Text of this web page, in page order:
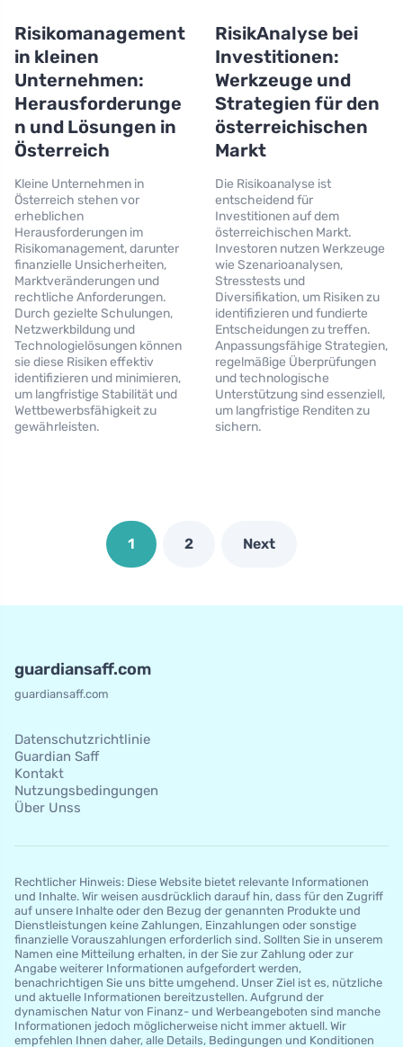
Risikomanagement
in kleinen
Unternehmen:
Herausforderunge
n und Lösungen in
Österreich
Kleine Unternehmen in
Österreich stehen vor
erheblichen
Herausforderungen im
Risikomanagement, darunter
finanzielle Unsicherheiten,
Marktveränderungen und
rechtliche Anforderungen.
Durch gezielte Schulungen,
Netzwerkbildung und
Technologielösungen können
sie diese Risiken effektiv
identifizieren und minimieren,
um langfristige Stabilität und
Wettbewerbsfähigkeit zu
gewährleisten.
RisikAnalyse bei
Investitionen:
Werkzeuge und
Strategien für den
österreichischen
Markt
Die Risikoanalyse ist
entscheidend für
Investitionen auf dem
österreichischen Markt.
Investoren nutzen Werkzeuge
wie Szenarioanalysen,
Stresstests und
Diversifikation, um Risiken zu
identifizieren und fundierte
Entscheidungen zu treffen.
Anpassungsfähige Strategien,
regelmäßige Überprüfungen
und technologische
Unterstützung sind essenziell,
um langfristige Renditen zu
sichern.
1 2 Next
guardiansaff.com
guardiansaff.com
Datenschutzrichtlinie
Guardian Saff
Kontakt
Nutzungsbedingungen
Über Unss
Rechtlicher Hinweis: Diese Website bietet relevante Informationen
und Inhalte. Wir weisen ausdrücklich darauf hin, dass für den Zugriff
auf unsere Inhalte oder den Bezug der genannten Produkte und
Dienstleistungen keine Zahlungen, Einzahlungen oder sonstige
finanzielle Vorauszahlungen erforderlich sind. Sollten Sie in unserem
Namen eine Mitteilung erhalten, in der Sie zur Zahlung oder zur
Angabe weiterer Informationen aufgefordert werden,
benachrichtigen Sie uns bitte umgehend. Unser Ziel ist es, nützliche
und aktuelle Informationen bereitzustellen. Aufgrund der
dynamischen Natur von Finanz- und Werbeangeboten sind manche
Informationen jedoch möglicherweise nicht immer aktuell. Wir
empfehlen Ihnen daher, alle Details, Bedingungen und Konditionen